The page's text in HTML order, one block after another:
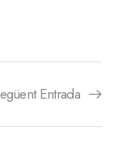
Entrada